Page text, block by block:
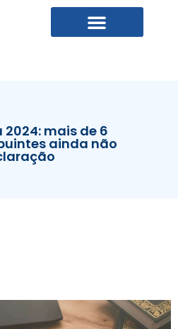
mais de 6
ainda não